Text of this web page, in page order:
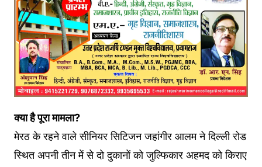
क्या है पूरा मामला?
मेरठ के रहने वाले सीनियर सिटिजन जहांगीर आलम ने दिल्ली रोड
स्थित अपनी तीन में से दो दुकानों को जुल्फिकार अहमद को किराए